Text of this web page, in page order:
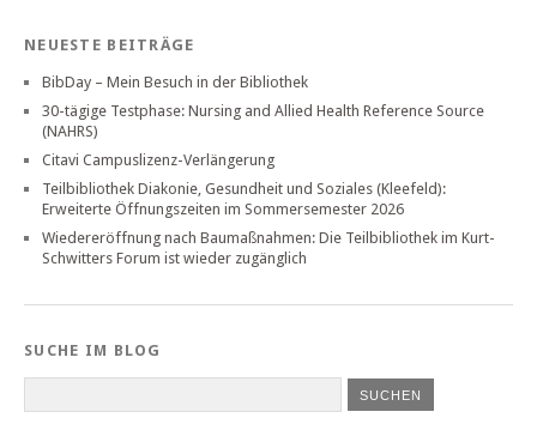
NEUESTE BEITRÄGE
BibDay – Mein Besuch in der Bibliothek
30-tägige Testphase: Nursing and Allied Health Reference Source
(NAHRS)
Citavi Campuslizenz-Verlängerung
Teilbibliothek Diakonie, Gesundheit und Soziales (Kleefeld):
Erweiterte Öffnungszeiten im Sommersemester 2026
Wiedereröffnung nach Baumaßnahmen: Die Teilbibliothek im Kurt-
Schwitters Forum ist wieder zugänglich
SUCHE IM BLOG